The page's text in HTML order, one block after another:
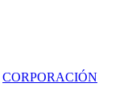
CORPORACIÓN